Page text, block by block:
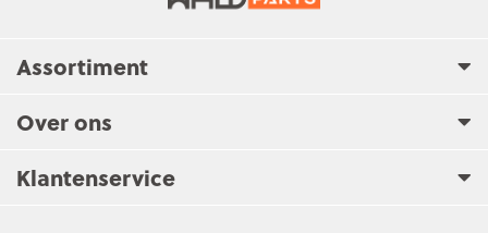
Assortiment
Over ons
Klantenservice